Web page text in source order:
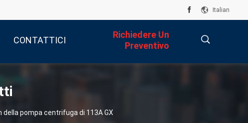
Italian
CONTATTICI
Richiedere Un
Preventivo
pompa centrifuga di 113A GX